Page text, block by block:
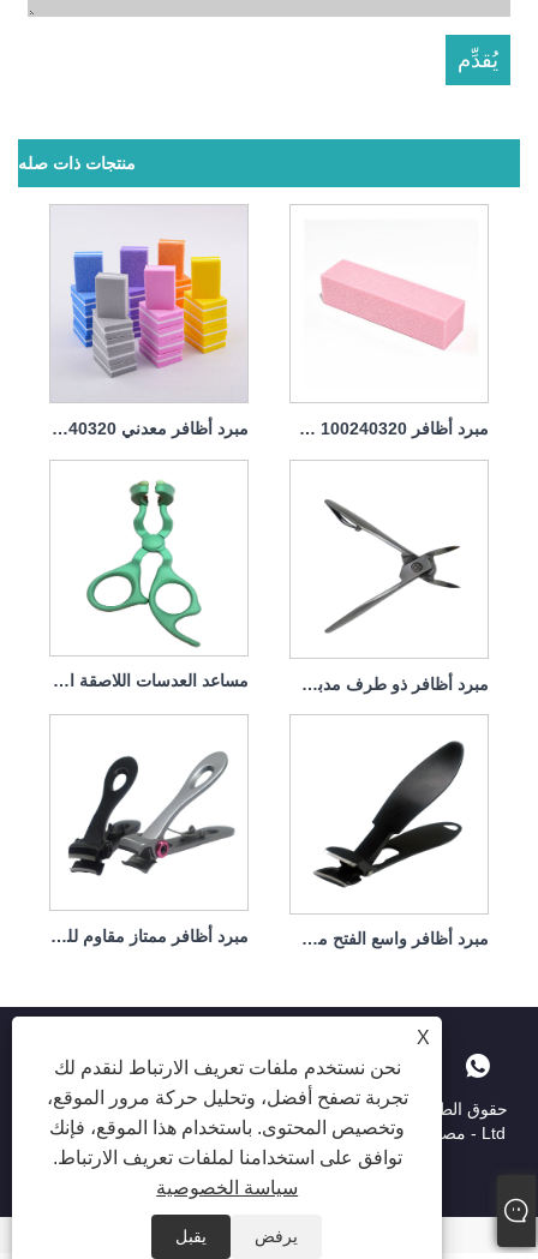
منتجات ذات صله
مساعد العدسات اللاصقة الملونة
مبرد أظافر ممتاز مقاوم للرذاذ مبرد أظافر واسع الفتح مضاد للرذاذ
X
نحن نستخدم ملفات تعريف الارتباط لنقدم لك
تجربة تصفح أفضل، وتحليل حركة مرور الموقع،
وتخصيص المحتوى. باستخدام هذا الموقع، فإنك
توافق على استخدامنا لملفات تعريف الارتباط.
سياسة الخصوصية
يرفض يقبل
حقوق الطبع والنشر © 2025 Shenzhen Ruina Optoelectronic Co. ،
Ltd - مصباح الأظافر ، حفر الأظافر ، جامع غبار الأظافر - جميع الحقوق
محفوظة.